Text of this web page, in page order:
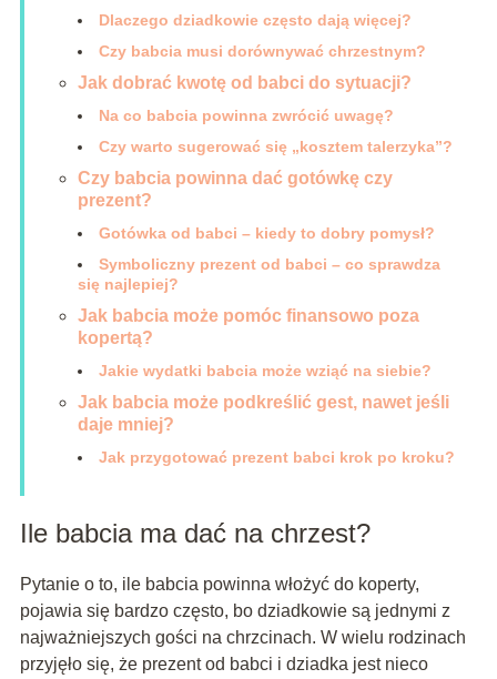
Dlaczego dziadkowie często dają więcej?
Czy babcia musi dorównywać chrzestnym?
Jak dobrać kwotę od babci do sytuacji?
Na co babcia powinna zwrócić uwagę?
Czy warto sugerować się „kosztem talerzyka”?
Czy babcia powinna dać gotówkę czy
prezent?
Gotówka od babci – kiedy to dobry pomysł?
Symboliczny prezent od babci – co sprawdza
się najlepiej?
Jak babcia może pomóc finansowo poza
kopertą?
Jakie wydatki babcia może wziąć na siebie?
Jak babcia może podkreślić gest, nawet jeśli
daje mniej?
Jak przygotować prezent babci krok po kroku?
Ile babcia ma dać na chrzest?
Pytanie o to, ile babcia powinna włożyć do koperty,
pojawia się bardzo często, bo dziadkowie są jednymi z
najważniejszych gości na chrzcinach. W wielu rodzinach
przyjęło się, że prezent od babci i dziadka jest nieco